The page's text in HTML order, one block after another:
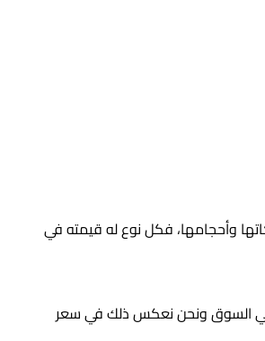
وأحجامها، فكل نوع له قيمته في
في السوق ونحن نعكس ذلك في سعر